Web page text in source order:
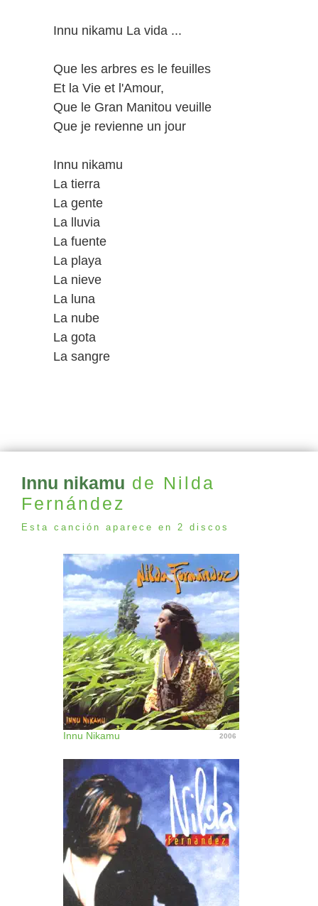
Innu nikamu La vida ...
Que les arbres es le feuilles
Et la Vie et l'Amour,
Que le Gran Manitou veuille
Que je revienne un jour
Innu nikamu
La tierra
La gente
La lluvia
La fuente
La playa
La nieve
La luna
La nube
La gota
La sangre
Innu nikamu de Nilda
Fernández
Esta canción aparece en 2 discos
Innu Nikamu 2006